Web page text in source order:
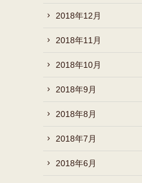
2018年12月
2018年11月
2018年10月
2018年9月
2018年8月
2018年7月
2018年6月